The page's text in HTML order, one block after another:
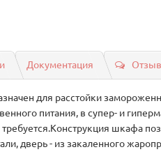
Документация
для расстойки
питания, в супер- и
шкафа
дверь - из закаленного